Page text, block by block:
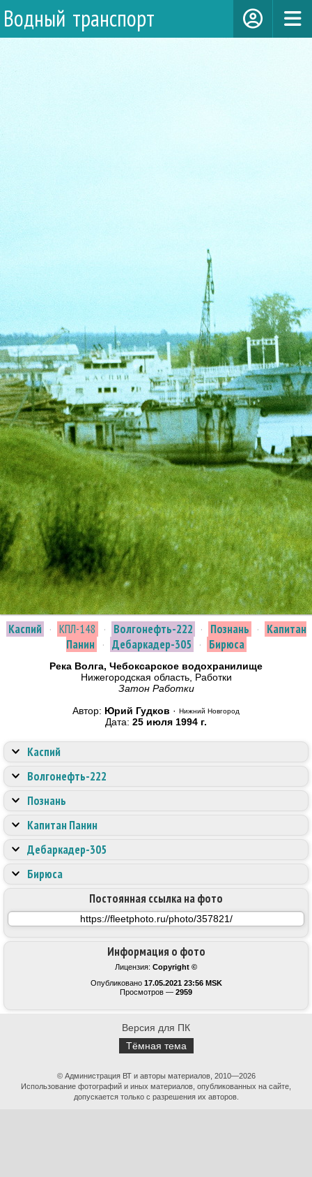
Водный транспорт
Каспий · КПЛ-148 · Волгонефть-222 · Познань · Капитан
Панин · Дебаркадер-305 · Бирюса
Река Волга, Чебоксарское водохранилище
Нижегородская область, Работки
Затон Работки
Автор: Юрий Гудков · Нижний Новгород
Дата: 25 июля 1994 г.
Информация о фото
Лицензия: Copyright ©
Опубликовано 17.05.2021 23:56 MSK
Просмотров — 2959
Постоянная ссылка на фото
Каспий
Волгонефть-222
Познань
Капитан Панин
Дебаркадер-305
Бирюса
Версия для ПК
Тёмная тема
© Администрация ВТ и авторы материалов, 2010—2026
Использование фотографий и иных материалов, опубликованных на сайте,
допускается только с разрешения их авторов.